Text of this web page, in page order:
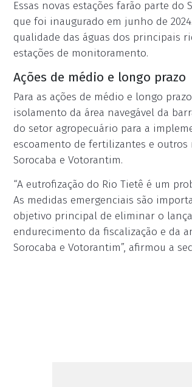
Essas novas estações farão parte
que foi inaugurado em junho de
qualidade das águas dos principais
estações de monitoramento.
Ações de médio e longo prazo
Para as ações de médio e longo
isolamento da área navegável da
do setor agropecuário para a
escoamento de fertilizantes e
Sorocaba e Votorantim.
“A eutrofização do Rio Tietê é um
As medidas emergenciais são
objetivo principal de eliminar o
endurecimento da fiscalização e da
Sorocaba e Votorantim”, afirmou a